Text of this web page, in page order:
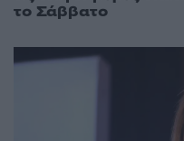
το Σάββατο